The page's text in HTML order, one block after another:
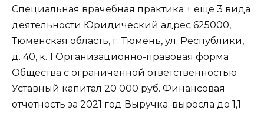
Специальная врачебная практика + еще 3 вида
деятельности Юридический адрес 625000,
Тюменская область, г. Тюмень, ул. Республики,
д. 40, к. 1 Организационно-правовая форма
Общества с ограниченной ответственностью
Уставный капитал 20 000 руб. Финансовая
отчетность за 2021 год Выручка: выросла до 1,1